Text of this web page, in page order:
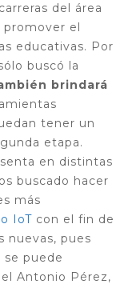
del área
el
educativas. Por
buscó la
brindará
tener un
etapa.
en distintas
buscado hacer
más
IoT con el fin de
nuevas, pues
se puede
Antonio Pérez,